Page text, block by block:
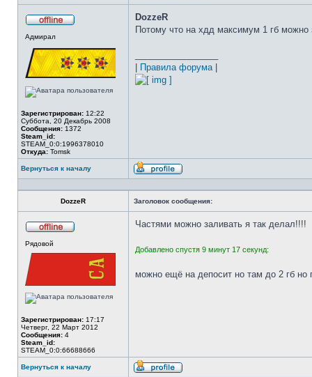
Адмирал
Зарегистрирован: 12:22
Суббота, 20 Декабрь 2008
Сообщения: 1372
Steam_id:
STEAM_0:0:1996378010
Откуда: Tomsk
DozzeR
Потому что на хдд максимум 1 гб можно
Правила форума|
Вернуться к началу
Профиль
DozzeR Заголовок сообщения:
сети
Рядовой
Зарегистрирован: 17:17
Четверг, 22 Март 2012
Сообщения: 4
Steam_id:
STEAM_0:0:66688666
Частями можно заливать я так делал!!!!
Добавлено спустя 9 минут 17 секунд:
можно ещё на депосит но там до 2 гб но
Вернуться к началу